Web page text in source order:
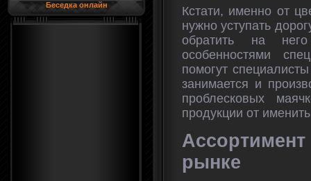
Беседка онлайн
Кстати, именно от
нужно уступать
обратить на
особенностями
помогут
занимается и
проблесковых
продукции от
рынке